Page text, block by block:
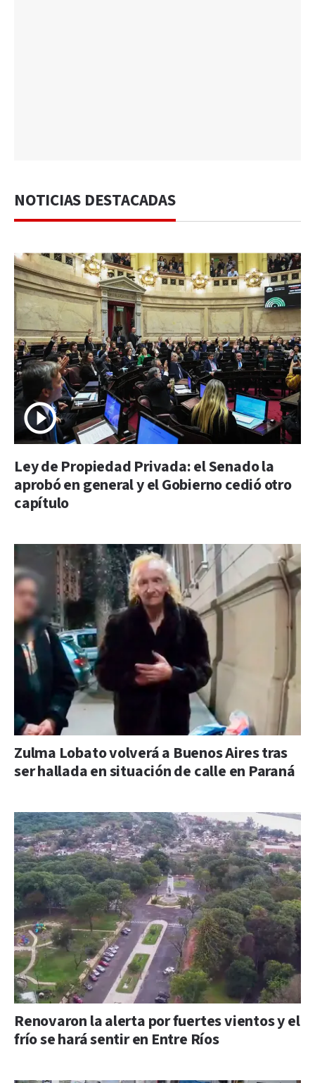
NOTICIAS DESTACADAS
Ley de Propiedad Privada: el Senado la
aprobó en general y el Gobierno cedió otro
capítulo
Zulma Lobato volverá a Buenos Aires tras
ser hallada en situación de calle en Paraná
Renovaron la alerta por fuertes vientos y el
frío se hará sentir en Entre Ríos